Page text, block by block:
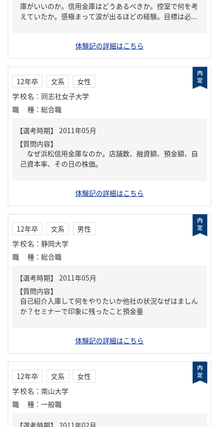
庫がいいのか。信用金庫はどうあるべきか。控室で何を考
えていたか。感極まって涙が出るほどの経験。目標は必...
体験記の詳細はこちら
12年卒 文系
女性
学校名 ： 同志社女子大学
職種 ： 総合職
【質問内容】
なぜ浜松信用金庫なのか。店舗数、融資額、預金額、自
己資本率、その日の株価。
体験記の詳細はこちら
12年卒 文系
男性
学校名 ： 静岡大学
職種 ： 総合職
【質問内容】
自己紹介入庫して何をやりたいか他社の状況なぜはましん
か？セミナーで印象に残ったこと預金量
体験記の詳細はこちら
12年卒 文系
女性
学校名 ： 南山大学
職種 ： 一般職